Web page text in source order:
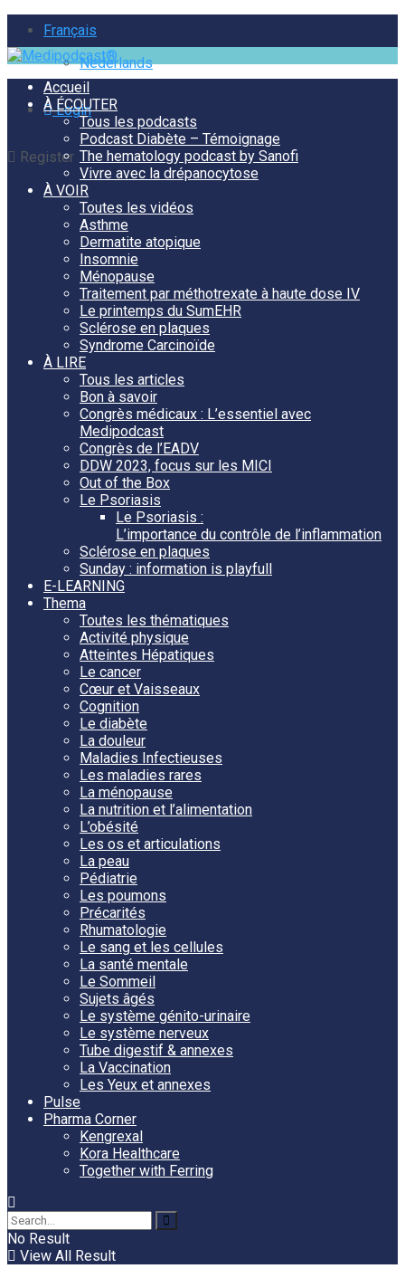
Français
Nederlands
Login
Register
Accueil
À ÉCOUTER
Tous les podcasts
Podcast Diabète – Témoignage
The hematology podcast by Sanofi
Vivre avec la drépanocytose
À VOIR
Toutes les vidéos
Asthme
Dermatite atopique
Insomnie
Ménopause
Traitement par méthotrexate à haute dose IV
Le printemps du SumEHR
Sclérose en plaques
Syndrome Carcinoïde
À LIRE
Tous les articles
Bon à savoir
Congrès médicaux : L’essentiel avec
Medipodcast
Congrès de l’EADV
DDW 2023, focus sur les MICI
Out of the Box
Le Psoriasis
Le Psoriasis :
L’importance du contrôle de l’inflammation
Sclérose en plaques
Sunday : information is playfull
E-LEARNING
Thema
Toutes les thématiques
Activité physique
Atteintes Hépatiques
Le cancer
Cœur et Vaisseaux
Cognition
Le diabète
La douleur
Maladies Infectieuses
Les maladies rares
La ménopause
La nutrition et l’alimentation
L’obésité
Les os et articulations
La peau
Pédiatrie
Les poumons
Précarités
Rhumatologie
Le sang et les cellules
La santé mentale
Le Sommeil
Sujets âgés
Le système génito-urinaire
Le système nerveux
Tube digestif & annexes
La Vaccination
Les Yeux et annexes
Pulse
Pharma Corner
Kengrexal
Kora Healthcare
Together with Ferring
No Result
View All Result